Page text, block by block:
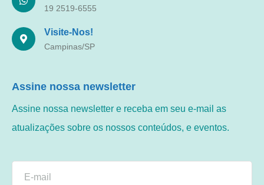
19 2519-6555
Visite-Nos!
Campinas/SP
Assine nossa newsletter
Assine nossa newsletter e receba em seu e-mail as
atualizações sobre os nossos conteúdos, e eventos.